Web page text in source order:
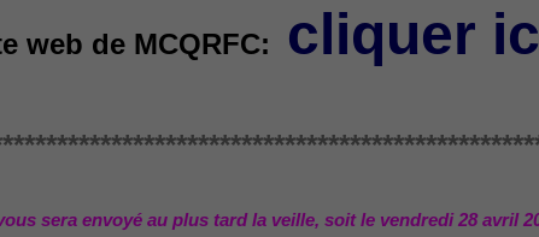
web de MCQRFC: cliquer
sera envoyé au plus tard la veille, soit le vendredi 28 avril